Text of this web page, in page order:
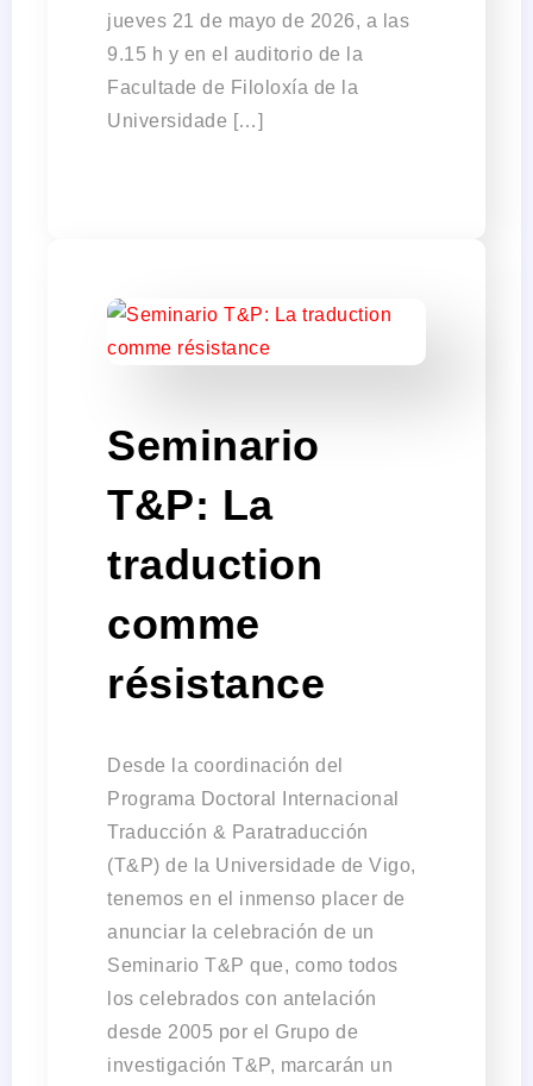
jueves 21 de mayo de 2026, a las
9.15 h y en el auditorio de la
Facultade de Filoloxía de la
Universidade […]
Seminario
T&P: La
traduction
comme
résistance
Desde la coordinación del
Programa Doctoral Internacional
Traducción & Paratraducción
(T&P) de la Universidade de Vigo,
tenemos en el inmenso placer de
anunciar la celebración de un
Seminario T&P que, como todos
los celebrados con antelación
desde 2005 por el Grupo de
investigación T&P, marcarán un